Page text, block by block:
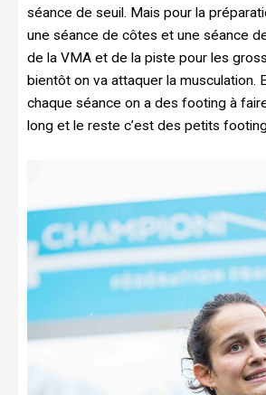
séance de seuil. Mais pour la
une séance de côtes et une séance
de la VMA et de la piste pour les
bientôt on va attaquer la musculation.
chaque séance on a des footing à
long et le reste c’est des petits